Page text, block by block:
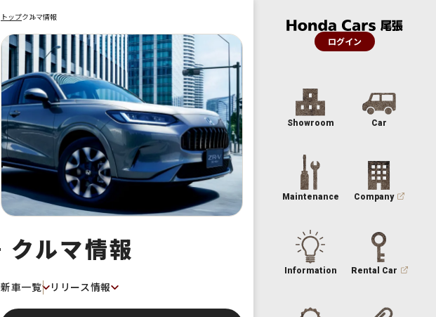
ログイン
Showroom Car
Maintenance Company
Information Rental Car
トップクルマ情報
クルマ情報
新車一覧 リリース情報